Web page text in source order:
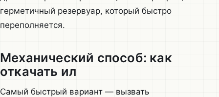
герметичный резервуар, который быстро
переполняется.
Механический способ: как
откачать ил
Самый быстрый вариант — вызвать